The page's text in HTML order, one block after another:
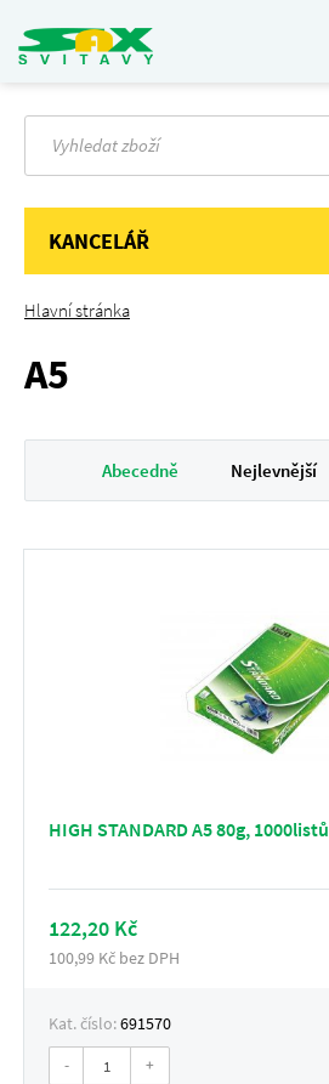
KANCELÁŘ
Hlavní stránka
A5
Abecedně Nejlevnější
HIGH STANDARD A5 80g, 1000listů
122,20 Kč
100,99 Kč bez DPH
Kat. číslo:691570
- +